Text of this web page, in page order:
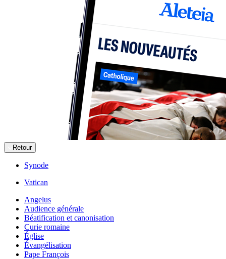
Retour
Synode
Vatican
Angelus
Audience générale
Béatification et canonisation
Curie romaine
Église
Évangélisation
Pape François